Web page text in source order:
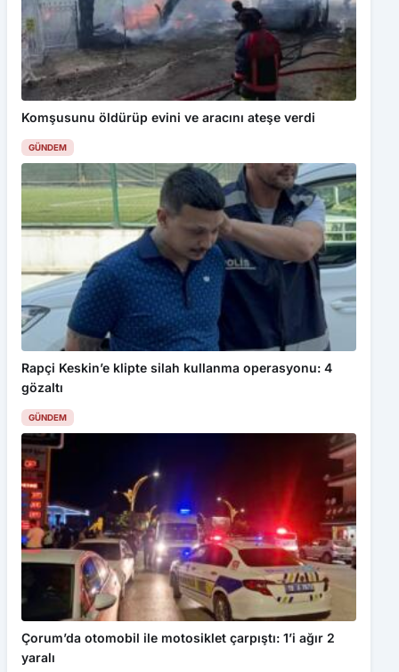
Komşusunu öldürüp evini ve aracını ateşe verdi
GÜNDEM
Rapçi Keskin’e klipte silah kullanma operasyonu: 4
gözaltı
GÜNDEM
Çorum’da otomobil ile motosiklet çarpıştı: 1’i ağır 2
yaralı